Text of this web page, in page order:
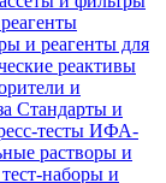
и реагенты для
реактивы
и
Стандарты и
тесты ИФА-
растворы и
наборы и